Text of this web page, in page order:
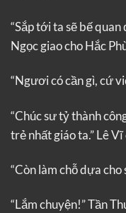
“Sắp tới ta sẽ bế
Ngọc giao cho Hắc
“Ngươi có cần gì, cứ
“Chúc sư tỷ thành
trẻ nhất giáo ta.” Lê
“Còn làm chỗ dựa cho
“Lắm chuyện!” Tần